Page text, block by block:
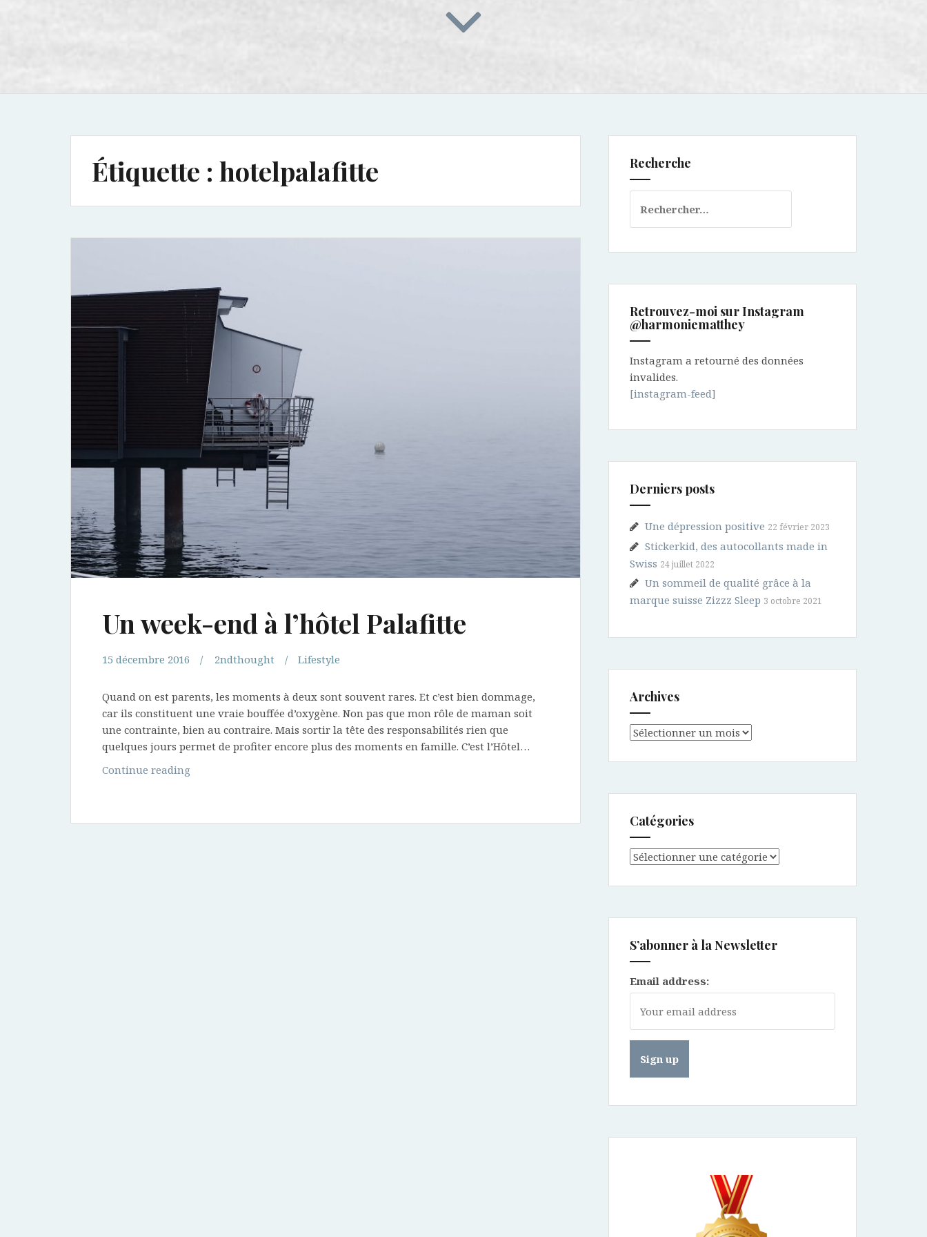
Étiquette : hotelpalafitte
Un week-end à l’hôtel Palafitte
15 décembre 2016 2ndthought Lifestyle
Quand on est parents, les moments à deux sont souvent rares. Et c’est bien dommage,
car ils constituent une vraie bouffée d’oxygène. Non pas que mon rôle de maman soit
une contrainte, bien au contraire. Mais sortir la tête des responsabilités rien que
quelques jours permet de profiter encore plus des moments en famille. C’est l’Hôtel…
Continue reading
Recherche
Retrouvez-moi sur Instagram
@harmoniematthey
Instagram a retourné des données
invalides.
[instagram-feed]
Derniers posts
Une dépression positive 22 février 2023
Stickerkid, des autocollants made in
Swiss 24 juillet 2022
Un sommeil de qualité grâce à la
marque suisse Zizzz Sleep 3 octobre 2021
Archives
Archives
Catégories
Catégories
S’abonner à la Newsletter
Email address: